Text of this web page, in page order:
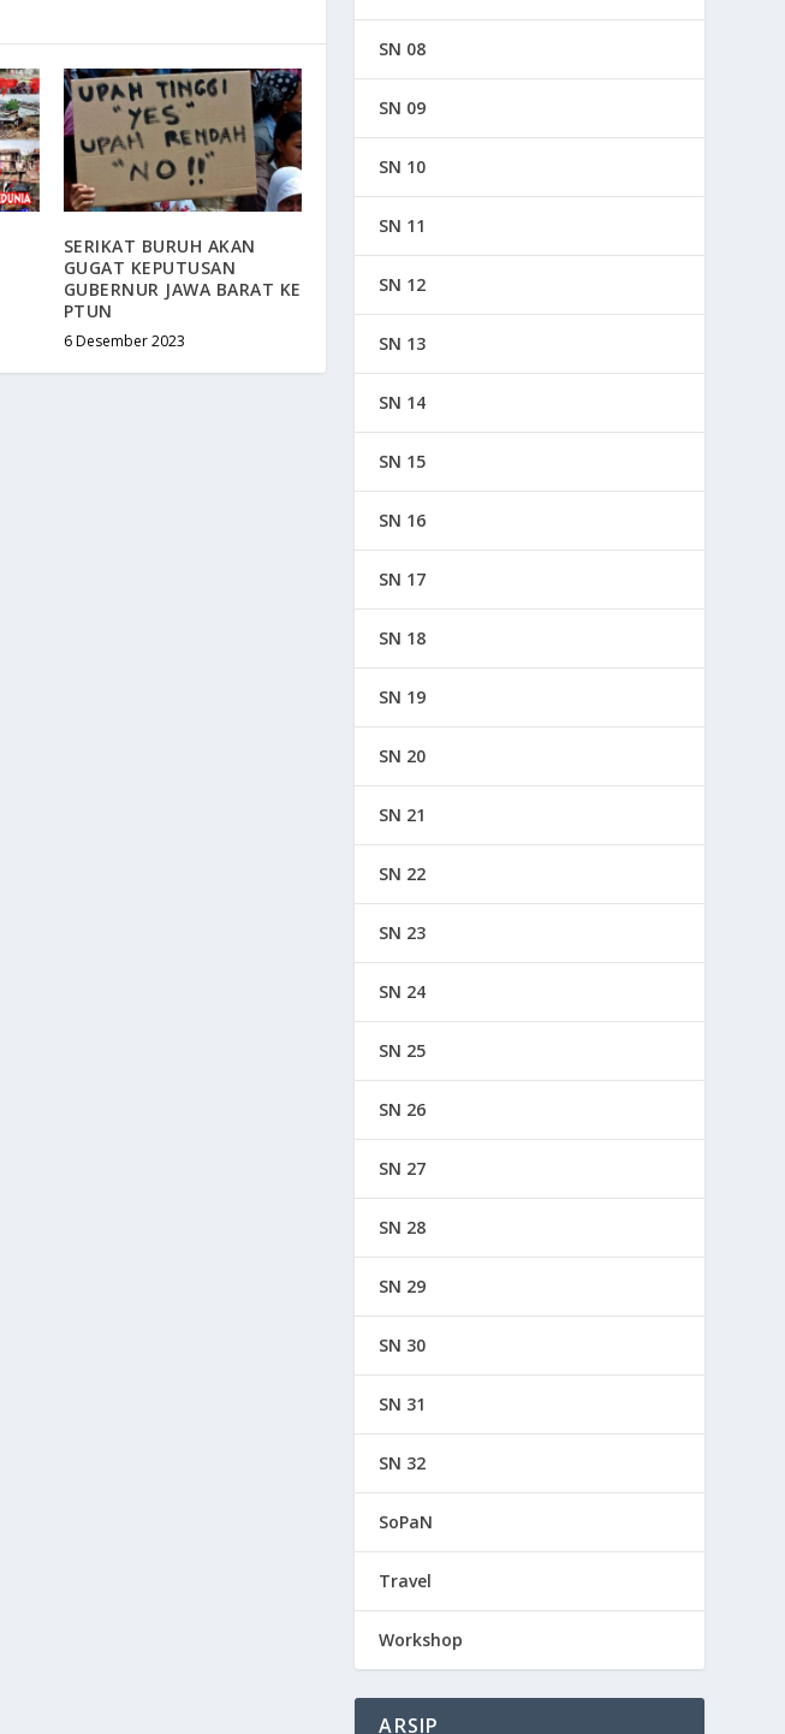
SERIKAT BURUH AKAN
GUGAT KEPUTUSAN
GUBERNUR JAWA BARAT KE
PTUN
6 Desember 2023
SN 08
SN 09
SN 10
SN 11
SN 12
SN 13
SN 14
SN 15
SN 16
SN 17
SN 18
SN 19
SN 20
SN 21
SN 22
SN 23
SN 24
SN 25
SN 26
SN 27
SN 28
SN 29
SN 30
SN 31
SN 32
SoPaN
Travel
Workshop
ARSIP